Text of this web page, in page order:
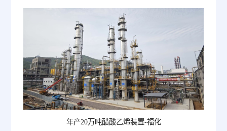
年产20万吨醋酸乙烯装置-福化